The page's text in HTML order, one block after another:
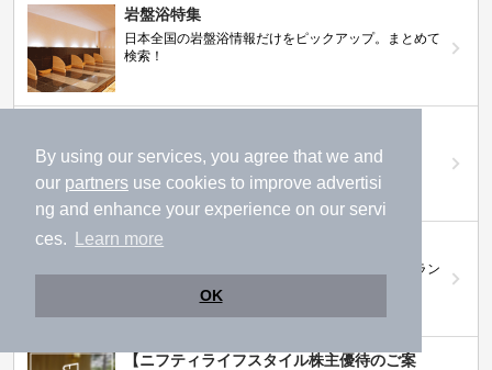
By using our services, you agree that we and
our partners use cookies to improve advertisi
ng and enhance your experience on our servi
ces.
Learn more
OK
岩盤浴特集
日本全国の岩盤浴情報だけをピックアップ。まとめて
検索！
温泉にもっと行きたくなる！お得な情報を掲載中
ニフティ温泉 おふろパス
温浴施設をお得に楽しめるサブスクリプションプラン
【ニフティライフスタイル株主優待のご案